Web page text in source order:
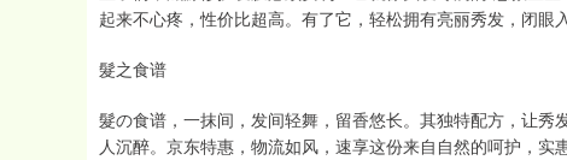
起来不心疼，性价比超高。有了它，轻松拥有亮丽秀发，闭眼
髮之食谱
髮の食谱，一抹间，发间轻舞，留香悠长。其独特配方，让
人沉醉。京东特惠，物流如风，速享这份来自自然的呵护，实